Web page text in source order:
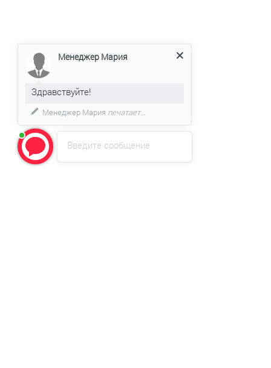
Введите сообщение
Менеджер Мария
Здравствуйте!
Менеджер Мария печатает...